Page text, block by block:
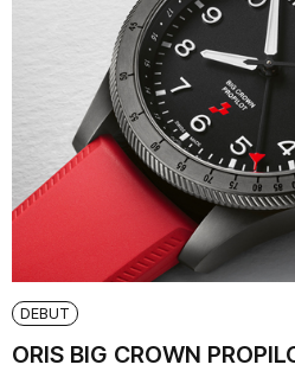
DEBUT
ORIS BIG CROWN